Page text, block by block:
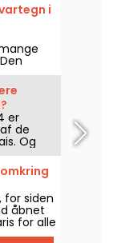
i
til
er
de
Og
er
den
hele!
for siden
åbnet
for alle